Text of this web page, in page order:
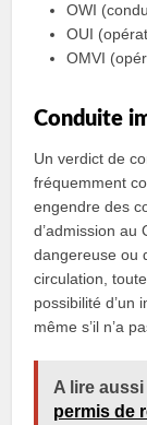
OWI
OUI
OMVI
Conduite
Un verdict de
fréquemment
engendre des
d’admission au
dangereuse ou
circulation,
possibilité d’un
même s’il n’a
A lire aussi
permis de